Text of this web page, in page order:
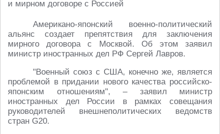
Американо-японский военно-политический
альянс создает препятствия для заключения
мирного договора с Москвой. Об этом заявил
министр иностранных дел РФ Сергей Лавров.
"Военный союз с США, конечно же, является
проблемой в придании нового качества российско-
японским отношениям", – заявил министр
иностранных дел России в рамках совещания
руководителей внешнеполитических ведомств
стран G20.